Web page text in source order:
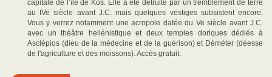
capitale de l’île de Kos. Elle a été détruite par un tremblement de terre
au IVe siècle avant J.C. mais quelques vestiges subsistent encore.
Vous y verrez notamment une acropole datée du Ve siècle avant J.C.
avec un théâtre hellénistique et deux temples doriques dédiés à
Asclépios (dieu de la médecine et de la guérison) et Déméter (déesse
de l'agriculture et des moissons). Accès gratuit.